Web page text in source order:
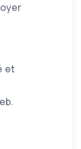
et